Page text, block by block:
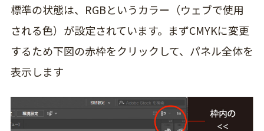
標準の状態は、RGBというカラー（ウェブで使用
される色）が設定されています。まずCMYKに変更
するため下図の赤枠をクリックして、パネル全体を
表示します